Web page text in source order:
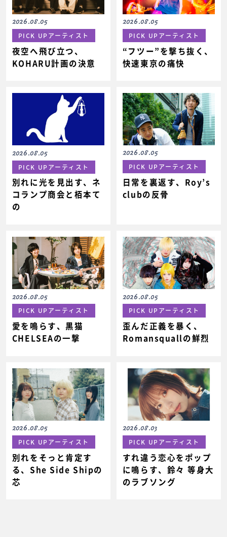
2026.08.05
PICK UPアーティスト
夜空へ飛び立つ、
KOHARU計画の決意
2026.08.05
PICK UPアーティスト
“フツー”を撃ち抜く、
快速東京の痛快
2026.08.05
PICK UPアーティスト
別れに光を見出す、ネ
コランプ商会と栢本て
の
2026.08.05
PICK UPアーティスト
日常を裏返す、Roy’s
clubの反骨
2026.08.05
PICK UPアーティスト
愛を鳴らす、黒猫
CHELSEAの一撃
2026.08.05
PICK UPアーティスト
歪んだ正義を暴く、
Romansquallの鮮烈
2026.08.05
PICK UPアーティスト
別れをそっと肯定す
る、She Side Shipの
芯
2026.08.03
PICK UPアーティスト
すれ違う恋心をポップ
に鳴らす、鈴々 等身大
のラブソング